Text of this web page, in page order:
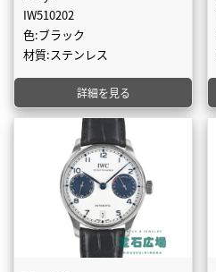
IW510202
色:ブラック
材質:ステンレス
詳細を見る